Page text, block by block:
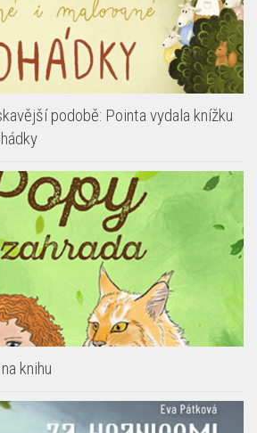
podobě: Pointa vydala knížku
knihu